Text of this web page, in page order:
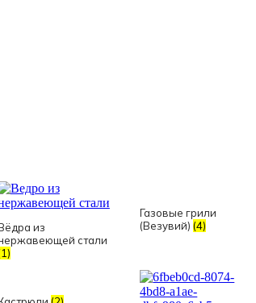
из
стали
Газовые грили
(Везувий) (4)